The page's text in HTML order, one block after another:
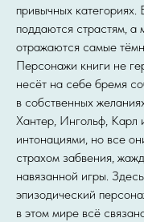
привычных
поддаются страстям, а
отражаются самые
Персонажи книги не
несёт на себе бремя
в собственных
Хантер, Ингольф, Карл
интонациями, но все
страхом забвения,
навязанной игры.
эпизодический
в этом мире всё